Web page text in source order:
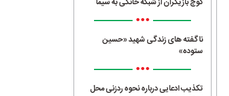
•••
ناگفته های زندگی شهید «حسین
ستوده»
•••
تکذیب ادعایی درباره نحوه ردزنی محل